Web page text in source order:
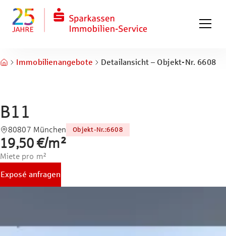
Zum Fuß springen
Immobilienangebote Detailansicht – Objekt-Nr. 6608
B11
80807 München Objekt-Nr.:6608
19,50 €/m²
Miete pro m²
Exposé anfragen